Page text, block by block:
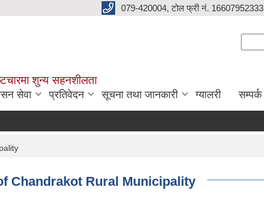
079-420004, टोल फ्री नं. 16607952333
शुन्य सहनशीलता
सेवा प्रतिवेदन सूचना तथा जानकारी ग्यालरी सम्पर्क
Chandrakot Rural Municipality